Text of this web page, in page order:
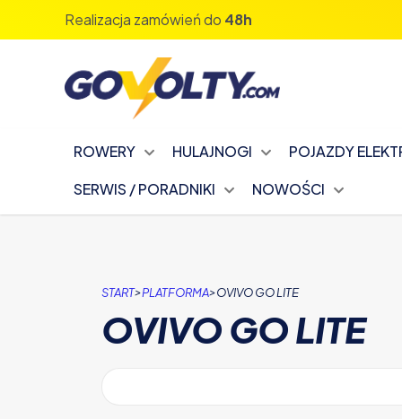
Realizacja zamówień do 48h
ROWERY HULAJNOGI POJAZDY
SERWIS / PORADNIKI
NOWOŚCI
START>PLATFORMA>OVIVO GO LITE
OVIVO GO LITE